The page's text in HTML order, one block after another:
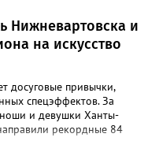
Нижневартовска и
на искусство
досуговые привычки,
спецэффектов. За
и девушки Ханты-
рекордные 84